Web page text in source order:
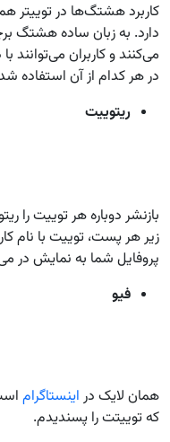
کاربرد هشتگ‌ها در توییتر
دارد. به زبان ساده هشتگ
می‌کنند و کاربران
در هر کدام از آن استفاده
ریتوییت
بازنشر دوباره هر توییت را
زیر هر پست، توییت با نام
پروفایل شما به نمایش در
فیو
همان لایک در اینستاگرام
که توییتت را پسندیدم.